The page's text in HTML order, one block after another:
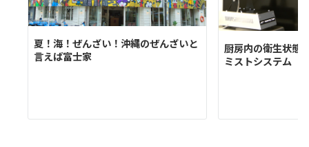
夏！海！ぜんざい！沖縄のぜんざいと
言えば富士家
厨房内の衛生状態
ミストシステム